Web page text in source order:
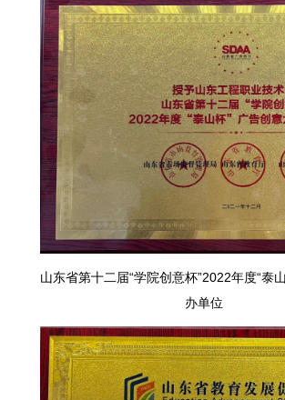
山东省第十二届“学院创意杯”2022年度“泰
办单位